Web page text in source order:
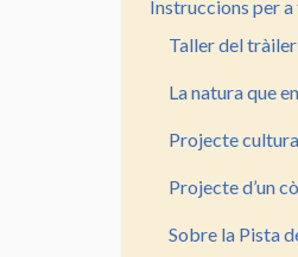
Instruccions per
Taller del
La natura que
Projecte
Projecte d’un
Sobre la Pista